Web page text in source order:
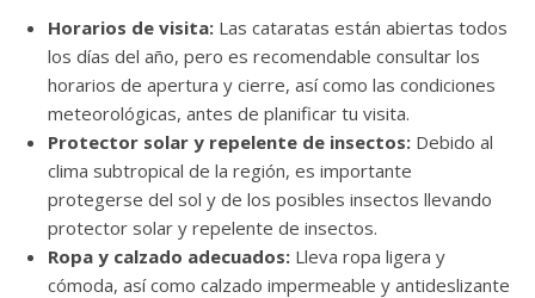
Horarios de visita: Las cataratas están abiertas todos
los días del año, pero es recomendable consultar los
horarios de apertura y cierre, así como las condiciones
meteorológicas, antes de planificar tu visita.
Protector solar y repelente de insectos: Debido al
clima subtropical de la región, es importante
protegerse del sol y de los posibles insectos llevando
protector solar y repelente de insectos.
Ropa y calzado adecuados: Lleva ropa ligera y
cómoda, así como calzado impermeable y antideslizante